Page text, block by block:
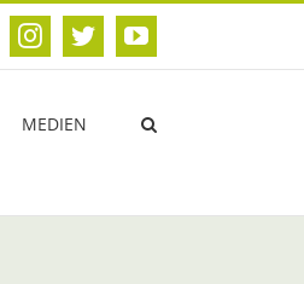
Instagram
TwitterYouTube
MEDIEN